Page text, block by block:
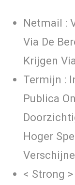
Netmail :
Via De
Krijgen
Termijn :
Publica
Hoger
< Strong